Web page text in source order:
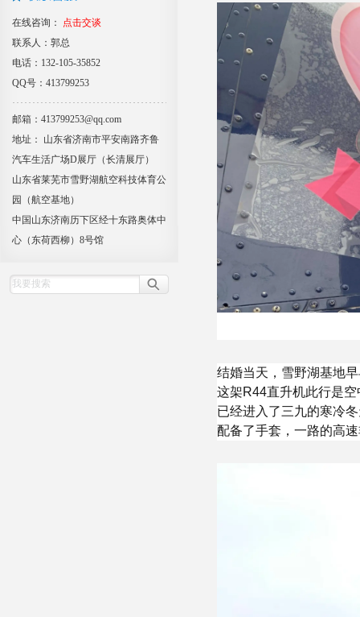
在线咨询：
点击交谈
联系人：郭总
电话：132-105-35852
QQ号：413799253
邮箱：413799253@qq.com
地址： 山东省济南市平安南路齐鲁
汽车生活广场D展厅（长清展厅）
山东省莱芜市雪野湖航空科技体育公
园（航空基地）
中国山东济南历下区经十东路奥体中
心（东荷西柳）8号馆
结婚当天，雪野湖基地
这架R44直升机此行是
已经进入了三九的寒冷
配备了手套，一路的高